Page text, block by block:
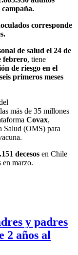
corresponde
de salud el 24 de
febrero, tiene
de riesgo en el
primeros meses
más de 35 millones
Covax,
Salud (OMS) para
decesos en Chile
en marzo.
y padres
2 años al